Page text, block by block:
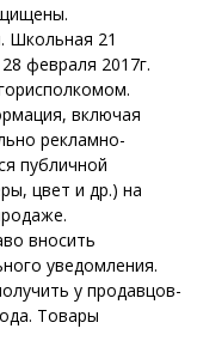
Школьная 21
февраля 2017г.
включая
рекламно-
публичной
цвет и др.) на
вносить
уведомления.
у продавцов-
Товары